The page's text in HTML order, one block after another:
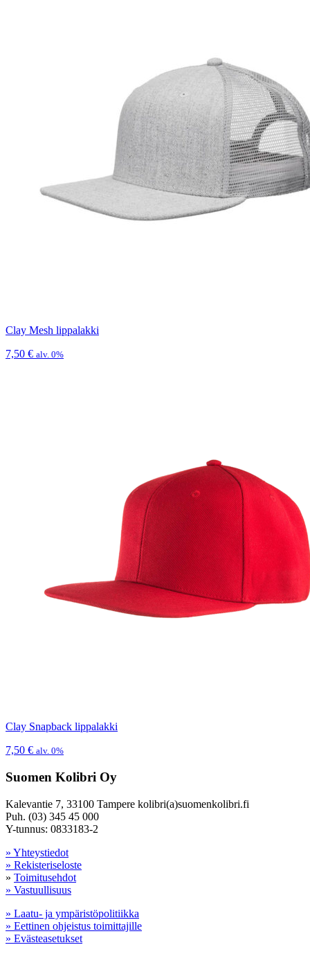
Clay Mesh lippalakki
7,50 € alv. 0%
Clay Snapback lippalakki
7,50 € alv. 0%
Suomen Kolibri Oy
Kalevantie 7, 33100 Tampere kolibri(a)suomenkolibri.fi
Puh. (03) 345 45 000
Y-tunnus: 0833183-2
» Yhteystiedot
» Rekisteriseloste
» Toimitusehdot
» Vastuullisuus
» Laatu- ja ympäristöpolitiikka
» Eettinen ohjeistus toimittajille
» Evästeasetukset